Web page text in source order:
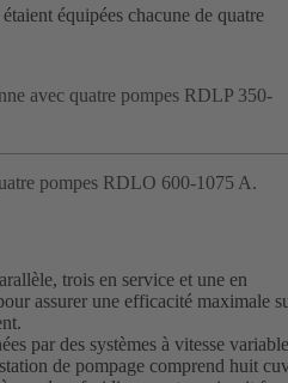
équipées chacune de quatre
avec quatre pompes RDLP 350-
pompes RDLO 600-1075 A.
trois en service et une en
assurer une efficacité maximale
par des systèmes à vitesse variable
de pompage comprend huit